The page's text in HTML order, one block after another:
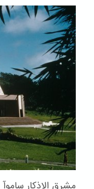
مشرق الاذکار ساموآ